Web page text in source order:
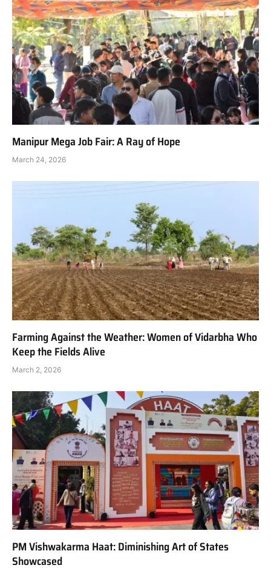
Manipur Mega Job Fair: A Ray of Hope
March 24, 2026
Farming Against the Weather: Women of Vidarbha Who
Keep the Fields Alive
March 2, 2026
PM Vishwakarma Haat: Diminishing Art of States
Showcased